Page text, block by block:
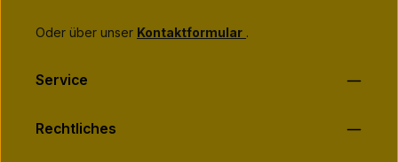
Oder über unser Kontaktformular .
Service
Rechtliches